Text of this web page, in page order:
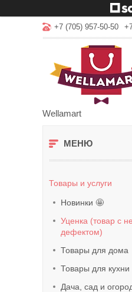
+7 (705) 957-50-50
Wellamart
Товары и услуги
Новинки 🤩
Уценка (товар с
дефектом)
Товары для дома
Товары для кухни
Дача, сад и